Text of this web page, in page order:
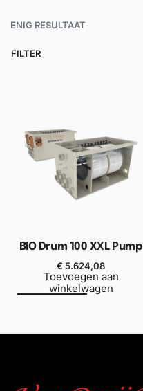
ENIG RESULTAAT
FILTER
BIO Drum 100 XXL Pump
€ 5.624,08
Toevoegen aan
winkelwagen